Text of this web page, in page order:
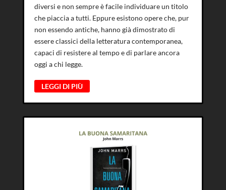
diversi e non sempre è facile individuare un titolo
che piaccia a tutti. Eppure esistono opere che, pur
non essendo antiche, hanno già dimostrato di
essere classici della letteratura contemporanea,
capaci di resistere al tempo e di parlare ancora
oggi a chi legge.
LEGGI DI PIÙ